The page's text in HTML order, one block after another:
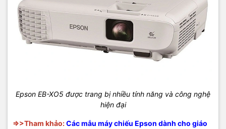
Epson EB-XO5 được trang bị nhiều tính năng và công nghệ
hiện đại
=>>Tham khảo:Các mẫu máy chiếu Epson dành cho giáo